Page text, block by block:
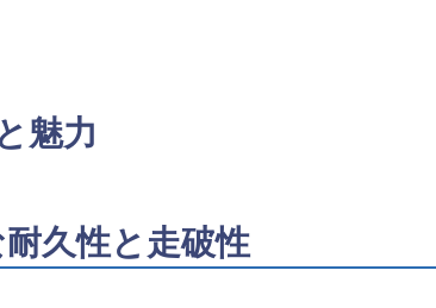
魅力
久性と走破性